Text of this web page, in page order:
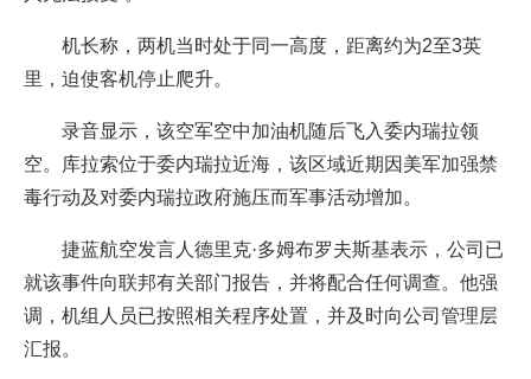
机长称，两机当时处于同一高度，距离约为2至3英
里，迫使客机停止爬升。
录音显示，该空军空中加油机随后飞入委内瑞拉领
空。库拉索位于委内瑞拉近海，该区域近期因美军加强禁
毒行动及对委内瑞拉政府施压而军事活动增加。
捷蓝航空发言人德里克·多姆布罗夫斯基表示，公司已
就该事件向联邦有关部门报告，并将配合任何调查。他强
调，机组人员已按照相关程序处置，并及时向公司管理层
汇报。